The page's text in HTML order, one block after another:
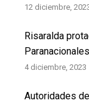
12 diciembre,
Risaralda
4 diciembre, 2023
Autoridades